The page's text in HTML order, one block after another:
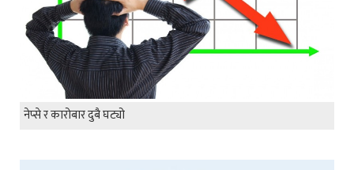
नेप्से र कारोबार दुबै घट्यो